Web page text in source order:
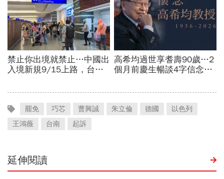
罷免 巧芯 曹興誠 朱立倫 德國
以色列
王鴻薇
台南 起訴
延伸閱讀